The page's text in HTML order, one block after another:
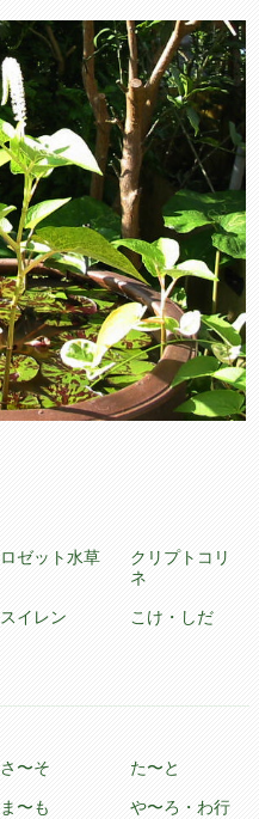
ロゼット水草
クリプトコリ
ネ
スイレン こけ・しだ
さ〜そ た〜と
ま〜も や〜ろ・わ行